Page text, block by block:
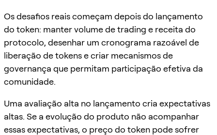
Os desafios reais começam depois do lançamento
do token: manter volume de trading e receita do
protocolo, desenhar um cronograma razoável de
liberação de tokens e criar mecanismos de
governança que permitam participação efetiva da
comunidade.
Uma avaliação alta no lançamento cria expectativas
altas. Se a evolução do produto não acompanhar
essas expectativas, o preço do token pode sofrer